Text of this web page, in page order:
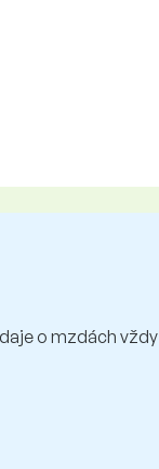
o mzdách vždy